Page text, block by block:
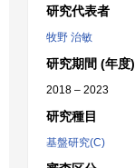
研究代表者
牧野 治敏
研究期間 (年度)
2018 – 2023
研究種目
基盤研究(C)